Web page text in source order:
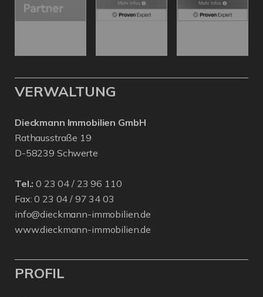
VERWALTUNG
Dieckmann Immobilien GmbH
Rathausstraße 19
D-58239 Schwerte
Tel.: 0 23 04 / 23 96 110
Fax: 0 23 04 / 97 34 03
info@dieckmann-immobilien.de
www.dieckmann-immobilien.de
PROFIL